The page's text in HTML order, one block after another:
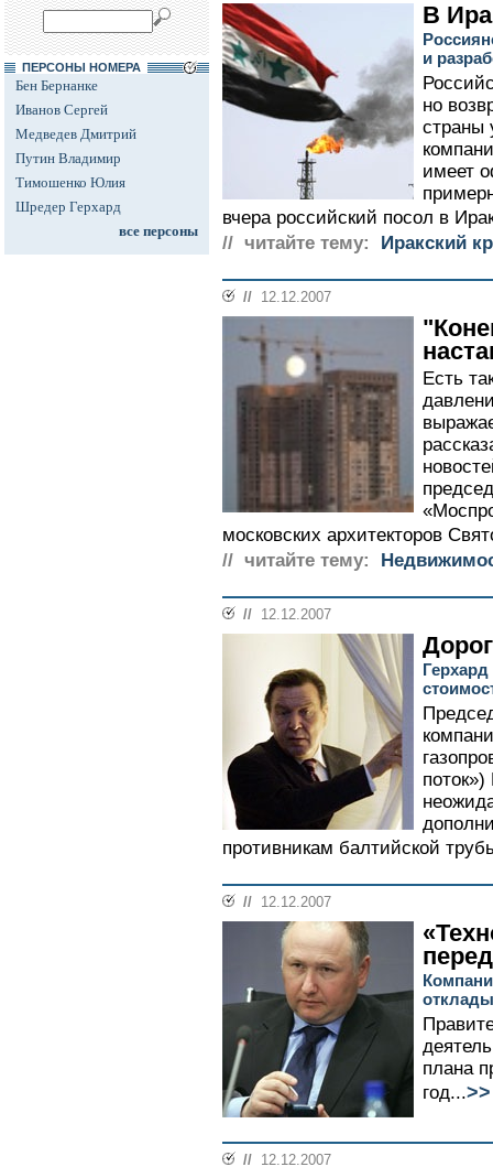
ПЕРСОНЫ НОМЕРА
Бен Бернанке
Иванов Сергей
Медведев Дмитрий
Путин Владимир
Тимошенко Юлия
Шредер Герхард
все персоны
В
и
но
страны
имеет
вчера российский посол в
// читайте тему:
Иракский
// 12.12.2007
Есть
московских архитекторов
// читайте тему:
// 12.12.2007
противникам балтийской
// 12.12.2007
плана
год...>>
// 12.12.2007